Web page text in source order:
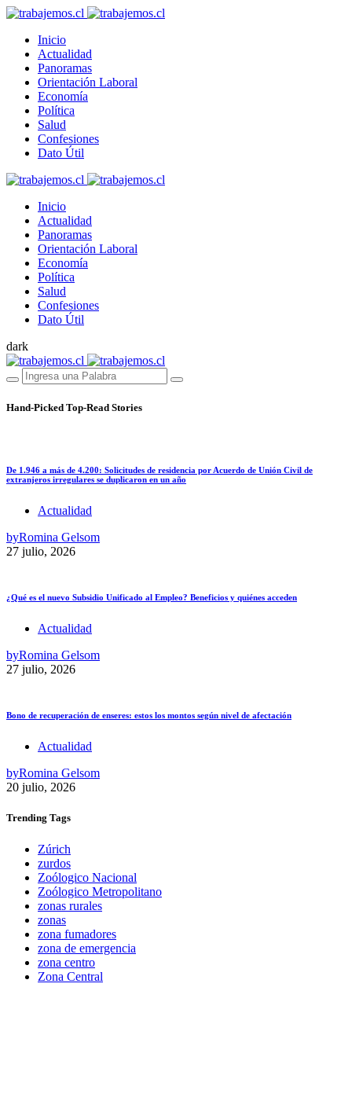
Inicio
Actualidad
Panoramas
Orientación Laboral
Economía
Política
Salud
Confesiones
Dato Útil
Inicio
Actualidad
Panoramas
Orientación Laboral
Economía
Política
Salud
Confesiones
Dato Útil
dark
Hand-Picked Top-Read Stories
De 1.946 a más de 4.200: Solicitudes de residencia por Acuerdo de Unión Civil de
extranjeros irregulares se duplicaron en un año
Actualidad
byRomina Gelsom
27 julio, 2026
¿Qué es el nuevo Subsidio Unificado al Empleo? Beneficios y quiénes acceden
Actualidad
byRomina Gelsom
27 julio, 2026
Bono de recuperación de enseres: estos los montos según nivel de afectación
Actualidad
byRomina Gelsom
20 julio, 2026
Trending Tags
Zúrich
zurdos
Zoólogico Nacional
Zoólogico Metropolitano
zonas rurales
zonas
zona fumadores
zona de emergencia
zona centro
Zona Central